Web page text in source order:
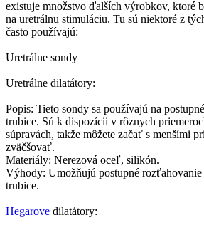
existuje množstvo ďalších výrobkov, ktoré
na uretrálnu stimuláciu. Tu sú niektoré z
často používajú:
Uretrálne sondy
Uretrálne dilatátory:
Popis: Tieto sondy sa používajú na
trubice. Sú k dispozícii v rôznych
súpravách, takže môžete začať s menšími
zväčšovať.
Materiály: Nerezová oceľ, silikón.
Výhody: Umožňujú postupné rozťahovanie
trubice.
Hegarove dilatátory: